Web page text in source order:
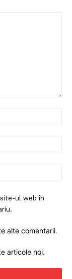
ul web în
alte comentarii.
articole noi.